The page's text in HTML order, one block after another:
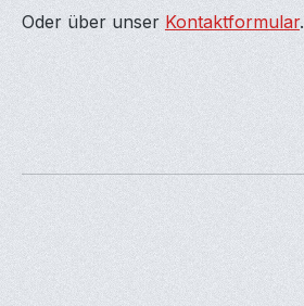
Oder über unser Kontaktformular.